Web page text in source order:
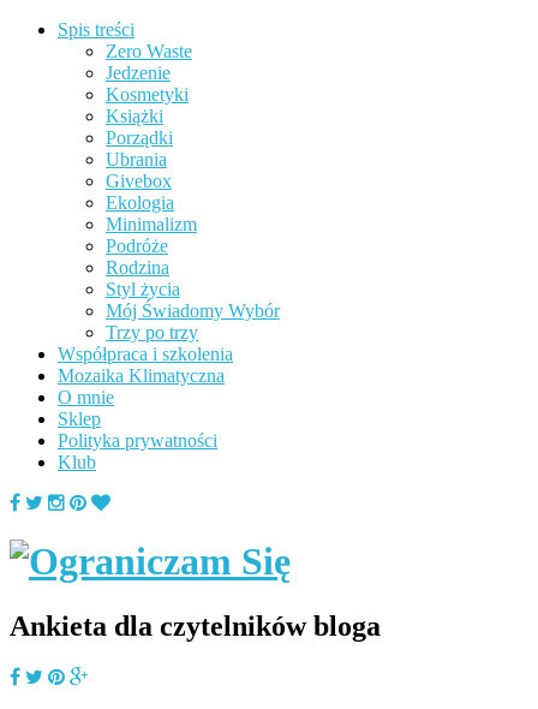
Spis treści
Zero Waste
Jedzenie
Kosmetyki
Książki
Porządki
Ubrania
Givebox
Ekologia
Minimalizm
Podróże
Rodzina
Styl życia
Mój Świadomy Wybór
Trzy po trzy
Współpraca i szkolenia
Mozaika Klimatyczna
O mnie
Sklep
Polityka prywatności
Klub
Ankieta dla czytelników bloga